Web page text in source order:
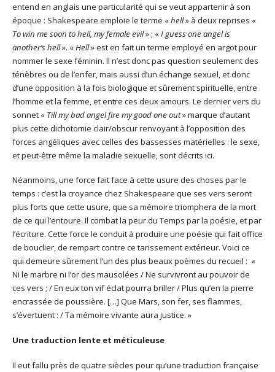
entend en anglais une particularité qui se veut appartenir à son
époque : Shakespeare emploie le terme «hell» à deux reprises «
To win me soon to hell, my female evil» ; «I guess one angel is
another’s hell». «Hell» est en fait un terme employé en argot pour
nommer le sexe féminin. Il n’est donc pas question seulement des
ténèbres ou de l’enfer, mais aussi d’un échange sexuel, et donc
d’une opposition à la fois biologique et sûrement spirituelle, entre
l’homme et la femme, et entre ces deux amours. Le dernier vers du
sonnet « Till my bad angel fire my good one out» marque d’autant
plus cette dichotomie clair/obscur renvoyant à l’opposition des
forces angéliques avec celles des bassesses matérielles : le sexe,
et peut-être même la maladie sexuelle, sont décrits ici.
Néanmoins, une force fait face à cette usure des choses par le
temps : c’est la croyance chez Shakespeare que ses vers seront
plus forts que cette usure, que sa mémoire triomphera de la mort
de ce qui l’entoure. Il combat la peur du Temps par la poésie, et par
l’écriture. Cette force le conduit à produire une poésie qui fait office
de bouclier, de rempart contre ce tarissement extérieur. Voici ce
qui demeure sûrement l’un des plus beaux poèmes du recueil : «
Ni le marbre ni l’or des mausolées / Ne survivront au pouvoir de
ces vers ; / En eux ton vif éclat pourra briller / Plus qu’en la pierre
encrassée de poussière. […] Que Mars, son fer, ses flammes,
s’évertuent : / Ta mémoire vivante aura justice. »
Une traduction lente et méticuleuse
Il eut fallu près de quatre siècles pour qu’une traduction française